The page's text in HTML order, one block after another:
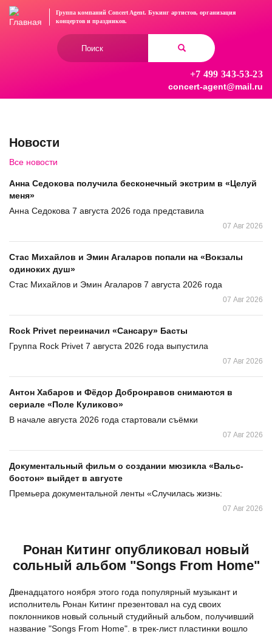
Перейти
Группа компаний Concert Agent. Букинг артистов, организация
концертови праздников.
+7 499 343-53-23
concert-agent@mail.ru
Новости
Все новости
Анна Седокова получила бесконечный экстрим в «Целуй
меня»
Анна Седокова 7 августа 2026 года представила
07 Авг 2026
Стас Михайлов и Эмин Агаларов попали на «Вокзалы
одиноких душ»
Стас Михайлов и Эмин Агаларов 7 августа 2026 года
07 Авг 2026
Rock Privet переиначил «Сансару» Басты
Группа Rock Privet 7 августа 2026 года выпустила
07 Авг 2026
Антон Хабаров и Фёдор Добронравов снимаются в
сериале «Поле Куликово»
В начале августа 2026 года стартовали съёмки
07 Авг 2026
Документальный фильм о создании мюзикла «Вальс-
бостон» выйдет в августе
Премьера документальной ленты «Случилась жизнь:
07 Авг 2026
Ронан Китинг опубликовал новый
сольный альбом "Songs From Home"
Двенадцатого ноября этого года популярный музыкант и
исполнитель Ронан Китинг презентовал на суд своих
поклонников новый сольный студийный альбом, получивший
название "Songs From Home". в трек-лист пластинки вошло